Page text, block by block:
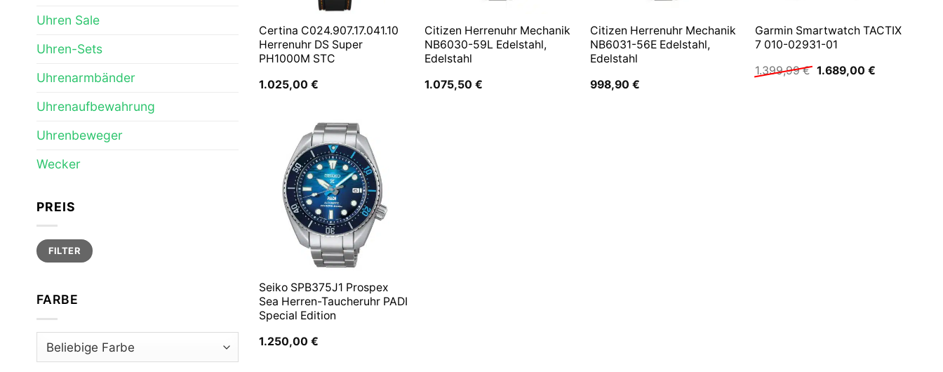
Uhren Sale
Uhren-Sets
Uhrenarmbänder
Uhrenaufbewahrung
Uhrenbeweger
Wecker
PREIS
Min.
Preis
Max.
PreisFILTER
FARBE
Certina C024.907.17.041.10
Herrenuhr DS Super
PH1000M STC
1.025,00€
Citizen Herrenuhr Mechanik
NB6030-59L Edelstahl,
Edelstahl
1.075,50 €
Citizen Herrenuhr Mechanik
NB6031-56E Edelstahl,
Edelstahl
998,90 €
Garmin Smartwatch TACTIX
7 010-02931-01
1.399,99€ Ursprünglicher
1.689,00 €Aktueller
Seiko SPB375J1 Prospex
Sea Herren-Taucheruhr PADI
Special Edition
1.250,00€